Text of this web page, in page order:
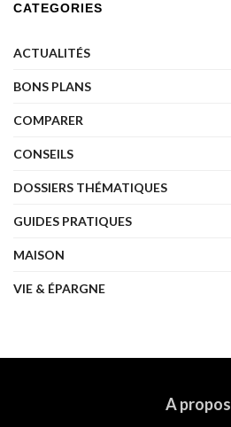
CATEGORIES
ACTUALITÉS
BONS PLANS
COMPARER
CONSEILS
DOSSIERS THÉMATIQUES
GUIDES PRATIQUES
MAISON
VIE & ÉPARGNE
A propos